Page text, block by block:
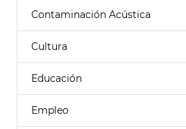
Contaminación Acústica
Cultura
Educación
Empleo